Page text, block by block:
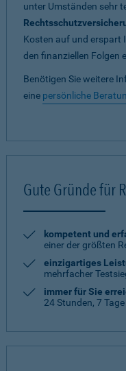
unter Umständen sehr
Kosten auf und erspart
den finanziellen Folgen
Benötigen Sie weitere
eine persönliche
Gute Gründe für
kompetent und
einer der größten
einzigartiges
mehrfacher
immer für Sie
24 Stunden, 7